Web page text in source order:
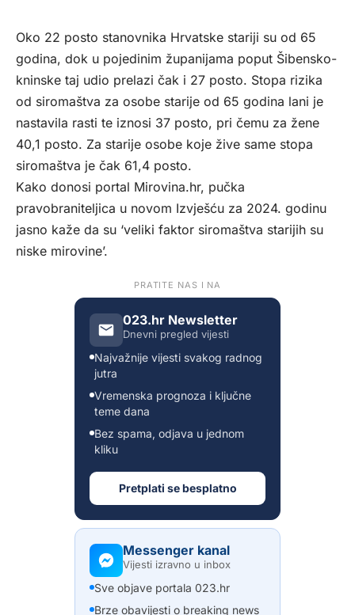
Oko 22 posto stanovnika Hrvatske stariji su od 65
godina, dok u pojedinim županijama poput Šibensko-
kninske taj udio prelazi čak i 27 posto. Stopa rizika
od siromaštva za osobe starije od 65 godina lani je
nastavila rasti te iznosi 37 posto, pri čemu za žene
40,1 posto. Za starije osobe koje žive same stopa
siromaštva je čak 61,4 posto.
Kako donosi portal Mirovina.hr, pučka
pravobraniteljica u novom Izvješću za 2024. godinu
jasno kaže da su ‘veliki faktor siromaštva starijih su
niske mirovine’.
PRATITE NAS I NA
023.hr Newsletter
Dnevni pregled vijesti
Najvažnije vijesti svakog radnog
jutra
Vremenska prognoza i ključne
teme dana
Bez spama, odjava u jednom
kliku
Pretplati se besplatno
Messenger kanal
Vijesti izravno u inbox
Sve objave portala 023.hr
Brze obavijesti o breaking news